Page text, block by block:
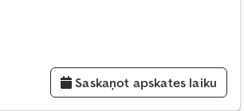
Saskaņot apskates laiku